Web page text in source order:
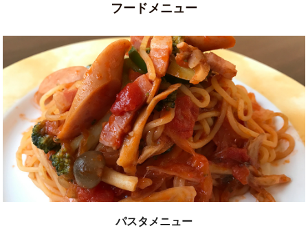
フードメニュー
パスタメニュー